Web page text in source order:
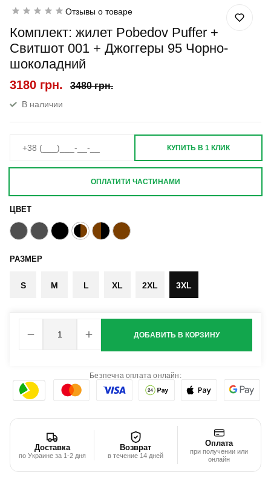
Отзывы о товаре
Комплект: жилет Pobedov Puffer +
Свитшот 001 + Джоггеры 95 Чорно-
шоколадний
3180 грн. 3480 грн.
В наличии
ЦВЕТ
РАЗМЕР
S M L XL 2XL 3XL
ДОБАВИТЬ В КОРЗИНУ
КУПИТЬ В 1 КЛИК
ОПЛАТИТИ ЧАСТИНАМИ
Безпечна оплата онлайн:
Доставка
по Украине за 1-2 дня
Возврат
в течение 14 дней
Оплата
при получении или
онлайн